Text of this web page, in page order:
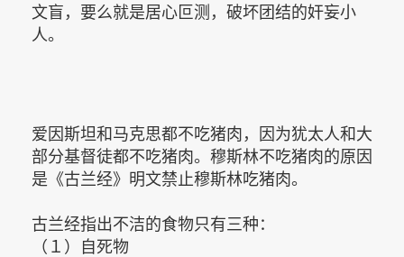
文盲，要么就是居心叵测，破坏团结的奸妄小
人。
爱因斯坦和马克思都不吃猪肉，因为犹太人和大
部分基督徒都不吃猪肉。穆斯林不吃猪肉的原因
是《古兰经》明文禁止穆斯林吃猪肉。
古兰经指出不洁的食物只有三种：
（１）自死物